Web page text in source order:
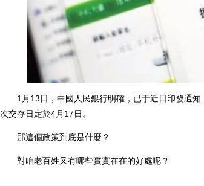
1月13日，中國人民銀行明確，已于近日印發通知
次交存日定於4月17日。
那這個政策到底是什麼？
對咱老百姓又有哪些實實在在的好處呢？